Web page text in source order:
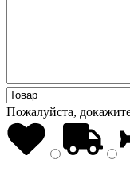
Пожалуйста,